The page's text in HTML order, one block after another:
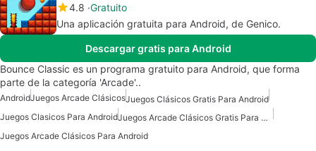
4.8 Gratuito
Una aplicación gratuita para Android, de Genico.
Descargar gratis para Android
Bounce Classic es un programa gratuito para Android, que forma
parte de la categoría 'Arcade'..
AndroidJuegos Arcade ClásicosJuegos Clásicos Gratis Para Android
Juegos Clasicos Para Android
Juegos Arcade Clásicos Gratis Para Android
Juegos Arcade Clásicos Para Android